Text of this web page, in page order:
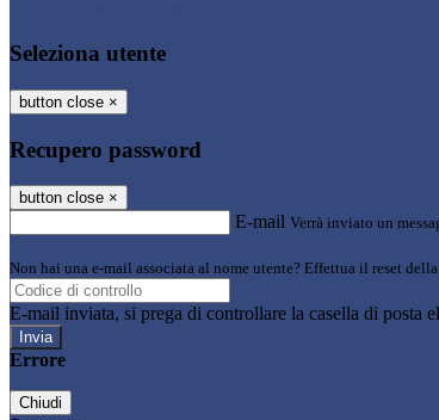
Seleziona utente
button close ×
Recupero password
button close ×
E-mail Verrà inviato un
Non hai una e-mail associata al nome utente? Effettua il reset
E-mail inviata, si prega di controllare la casella di posta
Errore
Chiudi